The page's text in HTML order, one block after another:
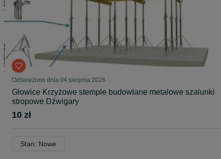
Odświeżono dnia 04 sierpnia 2026
Głowice Krzyżowe stemple budowlane metalowe szalunki
stropowe Dźwigary
10 zł
Stan: Nowe